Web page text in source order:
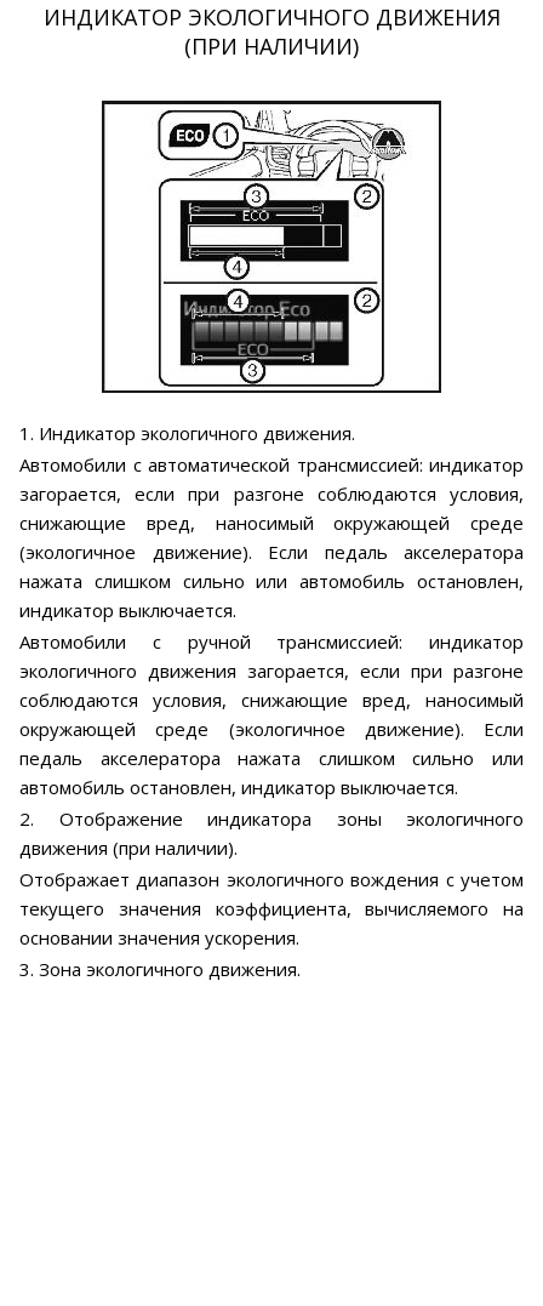
ИНДИКАТОР ЭКОЛОГИЧНОГО ДВИЖЕНИЯ
(ПРИ НАЛИЧИИ)
1. Индикатор экологичного движения.
Автомобили с автоматической трансмиссией: индикатор
загорается, если при разгоне соблюдаются условия,
снижающие вред, наносимый окружающей среде
(экологичное движение). Если педаль акселератора
нажата слишком сильно или автомобиль остановлен,
индикатор выключается.
Автомобили с ручной трансмиссией: индикатор
экологичного движения загорается, если при разгоне
соблюдаются условия, снижающие вред, наносимый
окружающей среде (экологичное движение). Если
педаль акселератора нажата слишком сильно или
автомобиль остановлен, индикатор выключается.
2. Отображение индикатора зоны экологичного
движения (при наличии).
Отображает диапазон экологичного вождения с учетом
текущего значения коэффициента, вычисляемого на
основании значения ускорения.
3. Зона экологичного движения.